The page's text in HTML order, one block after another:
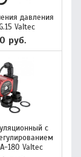
давления
Valtec
руб.
с
180 Valtec